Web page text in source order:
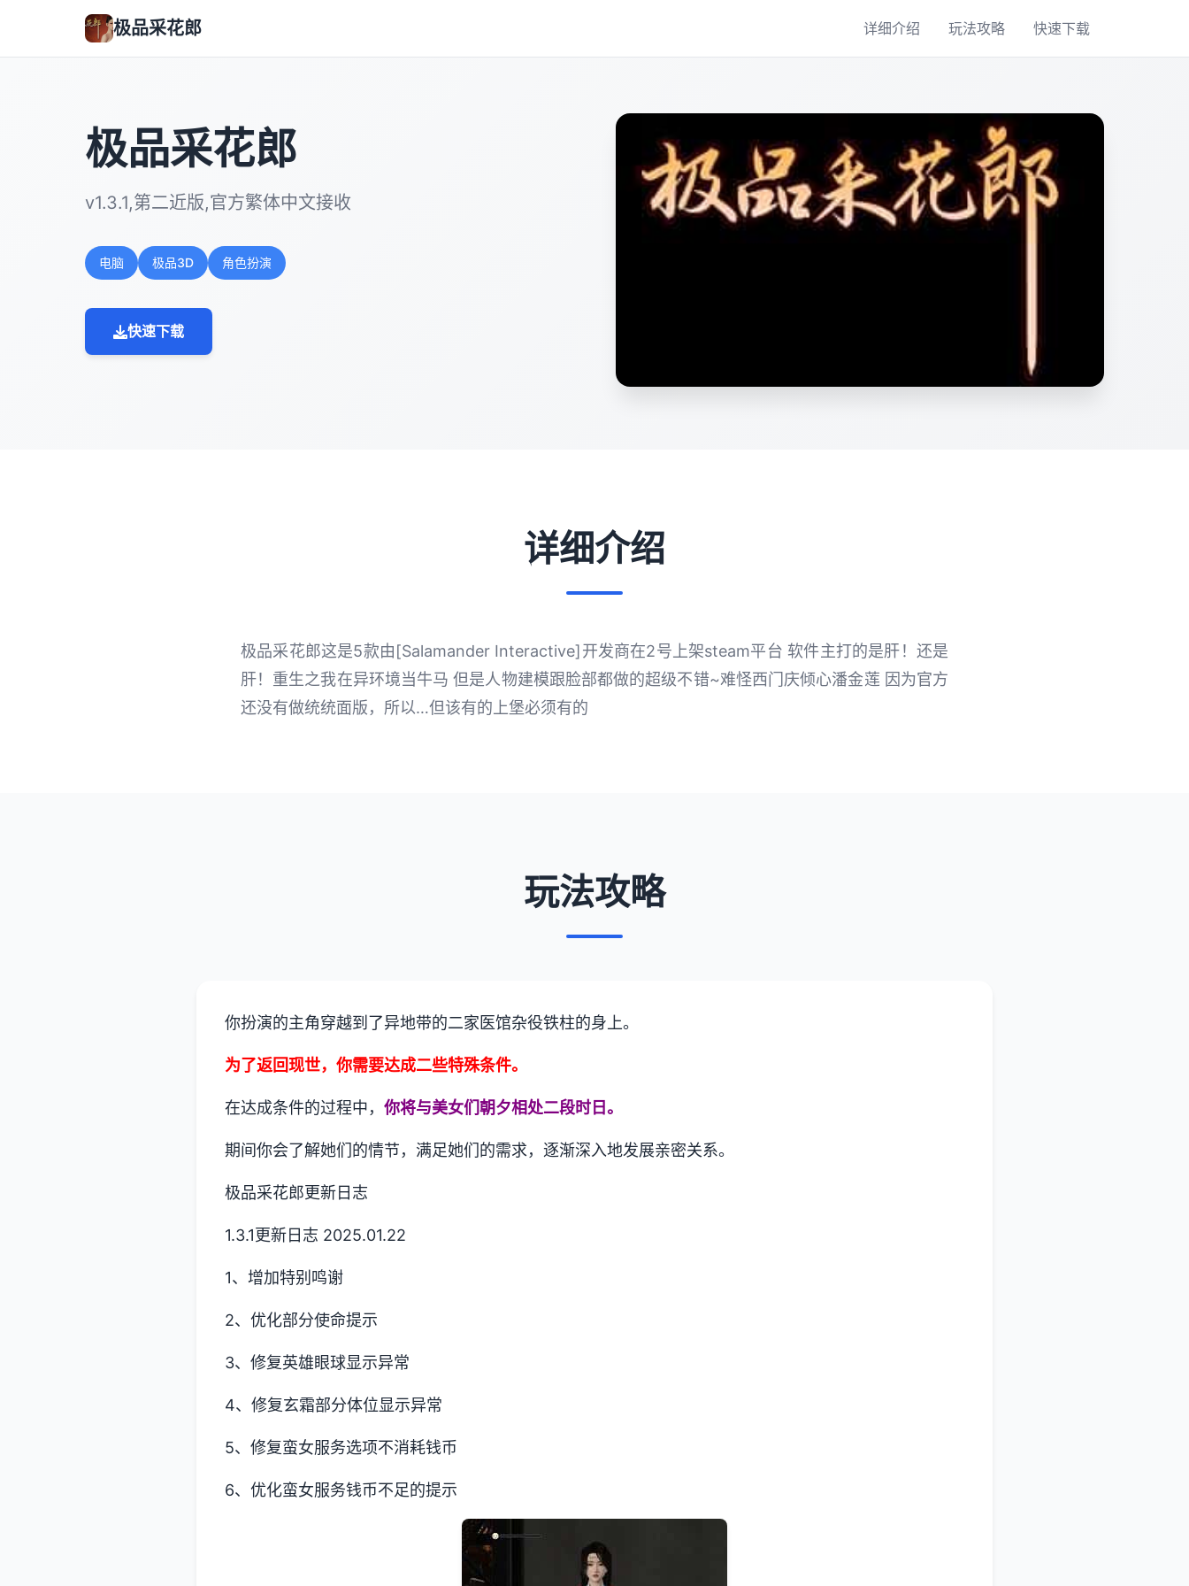
极品采花郎 详细介绍 玩法攻略 快速下载
极品采花郎
v1.3.1,第二近版,官方繁体中文接收
电脑 极品3D 角色扮演
快速下载
详细介绍
极品采花郎这是5款由[Salamander Interactive]开发商在2号上架steam平台 软件主打的是肝！还是
肝！重生之我在异环境当牛马 但是人物建模跟脸部都做的超级不错~难怪西门庆倾心潘金莲 因为官方
还没有做统统面版，所以…但该有的上堡必须有的
玩法攻略
你扮演的主角穿越到了异地带的二家医馆杂役铁柱的身上。
为了返回现世，你需要达成二些特殊条件。
在达成条件的过程中， 你将与美女们朝夕相处二段时日。
期间你会了解她们的情节，满足她们的需求，逐渐深入地发展亲密关系。
极品采花郎更新日志
1.3.1更新日志 2025.01.22
1、增加特别鸣谢
2、优化部分使命提示
3、修复英雄眼球显示异常
4、修复玄霜部分体位显示异常
5、修复蛮女服务选项不消耗钱币
6、优化蛮女服务钱币不足的提示